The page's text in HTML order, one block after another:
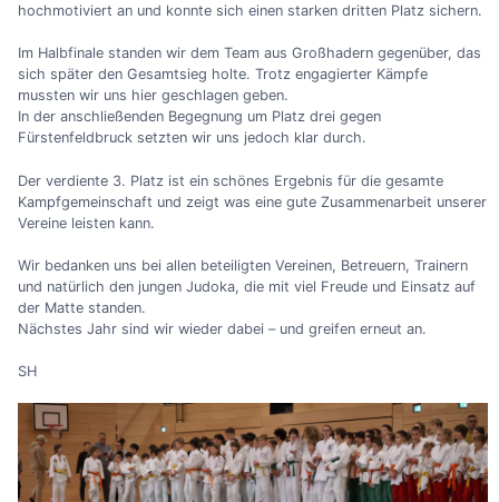
hochmotiviert an und konnte sich einen starken dritten Platz sichern.
Im Halbfinale standen wir dem Team aus Großhadern gegenüber, das
sich später den Gesamtsieg holte. Trotz engagierter Kämpfe
mussten wir uns hier geschlagen geben.
In der anschließenden Begegnung um Platz drei gegen
Fürstenfeldbruck setzten wir uns jedoch klar durch.
Der verdiente 3. Platz ist ein schönes Ergebnis für die gesamte
Kampfgemeinschaft und zeigt was eine gute Zusammenarbeit unserer
Vereine leisten kann.
Wir bedanken uns bei allen beteiligten Vereinen, Betreuern, Trainern
und natürlich den jungen Judoka, die mit viel Freude und Einsatz auf
der Matte standen.
Nächstes Jahr sind wir wieder dabei – und greifen erneut an.
SH